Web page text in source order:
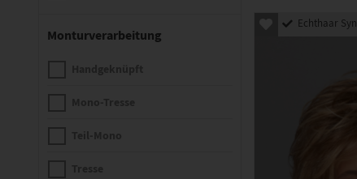
Monturverarbeitung
Echthaar Synthetik Mix